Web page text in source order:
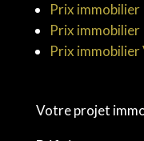
Prix
Prix immobilier
Prix immobilier
Votre projet